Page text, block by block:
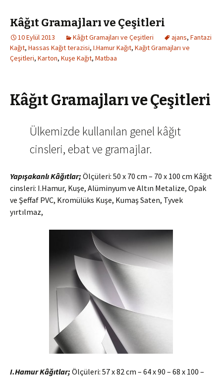
Kâğıt Gramajları ve Çeşitleri
10 Eylül 2013 Kâğıt Gramajları ve Çeşitleri ajans, Fantazi
Kağıt, Hassas Kağıt terazisi, I.Hamur Kağıt, Kağıt Gramajları ve
Çeşitleri, Karton, Kuşe Kağıt, Matbaa
Kâğıt Gramajları ve Çeşitleri
Ülkemizde kullanılan genel kâğıt
cinsleri, ebat ve gramajlar.
Yapışakanlı Kâğıtlar; Ölçüleri: 50 x 70 cm – 70 x 100 cm Kâğıt
cinsleri: I.Hamur, Kuşe, Alüminyum ve Altın Metalize, Opak
ve Şeffaf PVC, Kromülüks Kuşe, Kumaş Saten, Tyvek
yırtılmaz,
I.Hamur Kâğıtlar; Ölçüleri: 57 x 82 cm – 64 x 90 – 68 x 100 –